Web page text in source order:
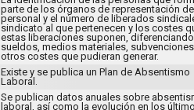
parte de los órganos de representación
personal y el número de liberados
sindicato al que pertenecen y los costes
estas liberaciones suponen, diferenciando
sueldos, medios materiales,
otros costes que pudieran generar.
Existe y se publica un Plan de Absentismo
Laboral.
Se publican datos anuales sobre
laboral, así como la evolución en los